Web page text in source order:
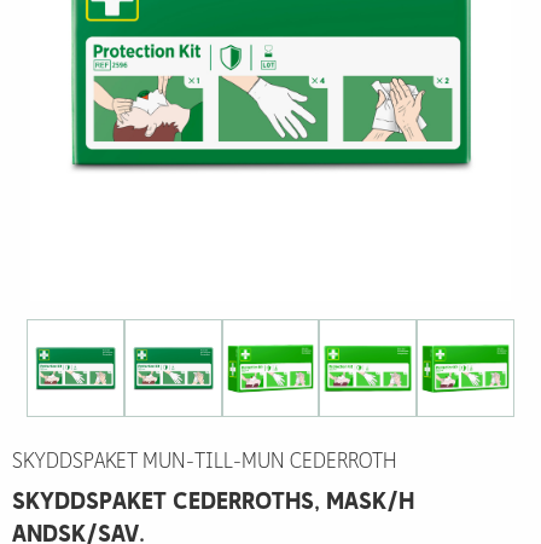
SKYDDSPAKET MUN-TILL-MUN CEDERROTH
SKYDDSPAKET CEDERROTHS, MASK/H
ANDSK/SAV.